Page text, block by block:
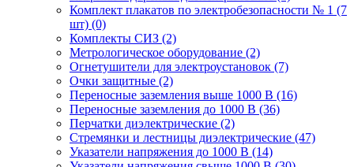
Комплект плакатов по электробезопасности № 1 (7
шт) (0)
Комплекты СИЗ (2)
Метрологическое оборудование (2)
Огнетушители для электроустановок (7)
Очки защитные (2)
Переносные заземления выше 1000 В (16)
Переносные заземления до 1000 В (36)
Перчатки диэлектрические (2)
Стремянки и лестницы диэлектрические (47)
Указатели напряжения до 1000 В (14)